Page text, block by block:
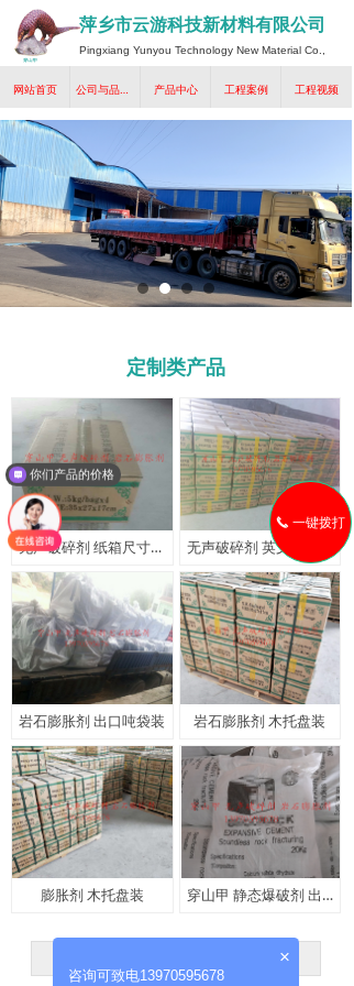
萍乡市云游科技新材料有限公司
Pingxiang Yunyou Technology New Material Co.,
网站首页 产品中心 工程案例 工程视频
无声破碎剂 纸箱尺寸近照
岩石膨胀剂 出口吨袋装 岩石膨胀剂 木托盘装
膨胀剂 木托盘装 穿山甲 静态爆破剂 出口贴牌定制
下一页
定制类产品
끅 一键拨打
你们产品的价格
×
咨询可致电13970595678